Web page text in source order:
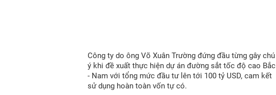
Công ty do ông Võ Xuân Trường đứng đầu từng gây chú
ý khi đề xuất thực hiện dự án đường sắt tốc độ cao Bắc
- Nam với tổng mức đầu tư lên tới 100 tỷ USD, cam kết
sử dụng hoàn toàn vốn tự có.